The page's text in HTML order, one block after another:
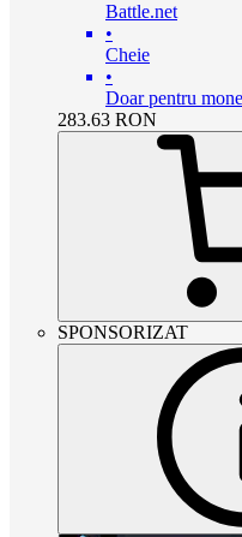
Battle.net
•
Cheie
•
Doar pentru
283.63 RON
SPONSORIZAT